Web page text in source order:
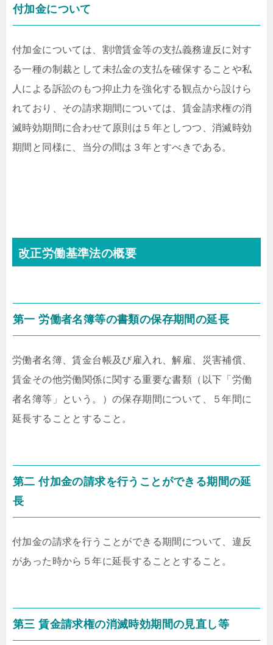
付加金について
付加金については、割増賃金等の支払義務違反に対す
る一種の制裁として未払金の支払を確保することや私
人による訴訟のもつ抑止力を強化する観点から設けら
れており、その請求期間については、賃金請求権の消
滅時効期間に合わせて原則は５年としつつ、消滅時効
期間と同様に、当分の間は３年とすべきである。
改正労働基準法の概要
第一 労働者名簿等の書類の保存期間の延長
労働者名簿、賃金台帳及び雇入れ、解雇、災害補償、
賃金その他労働関係に関する重要な書類（以下「労働
者名簿等」という。）の保存期間について、５年間に
延長することとすること。
第二 付加金の請求を行うことができる期間の延
長
付加金の請求を行うことができる期間について、違反
があった時から５年に延長することとすること。
第三 賃金請求権の消滅時効期間の見直し等